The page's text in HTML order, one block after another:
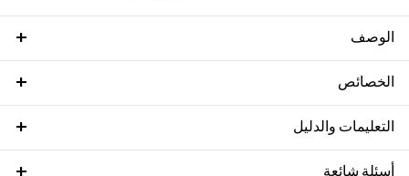
الوصف
الخصائص
التعليمات والدليل
أسئلة شائعة